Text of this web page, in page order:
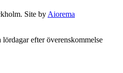
Site by Aiorema
efter överenskommelse